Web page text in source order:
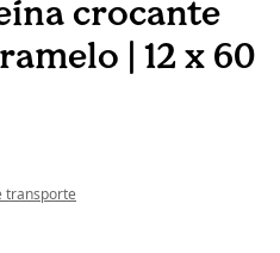
crocante
| 12 x 60
transporte